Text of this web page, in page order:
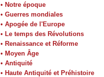
• Notre époque
• Guerres mondiales
• Apogée de l'Europe
• Le temps des Révolutions
• Renaissance et Réforme
• Moyen Âge
• Antiquité
• Haute Antiquité et Préhistoire